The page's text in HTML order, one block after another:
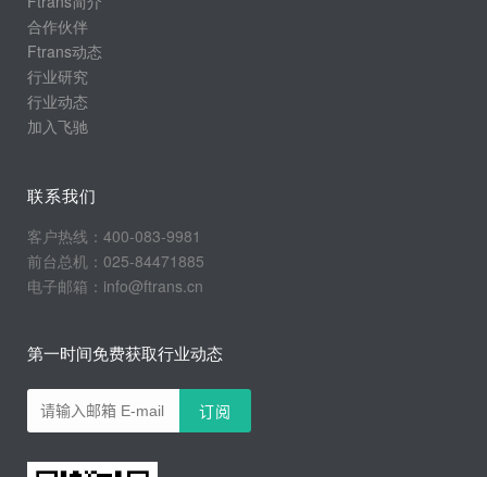
合作伙伴
Ftrans动态
行业研究
行业动态
加入飞驰
联系我们
客户热线：400-083-9981
前台总机：025-84471885
电子邮箱：info@ftrans.cn
第一时间免费获取行业动态